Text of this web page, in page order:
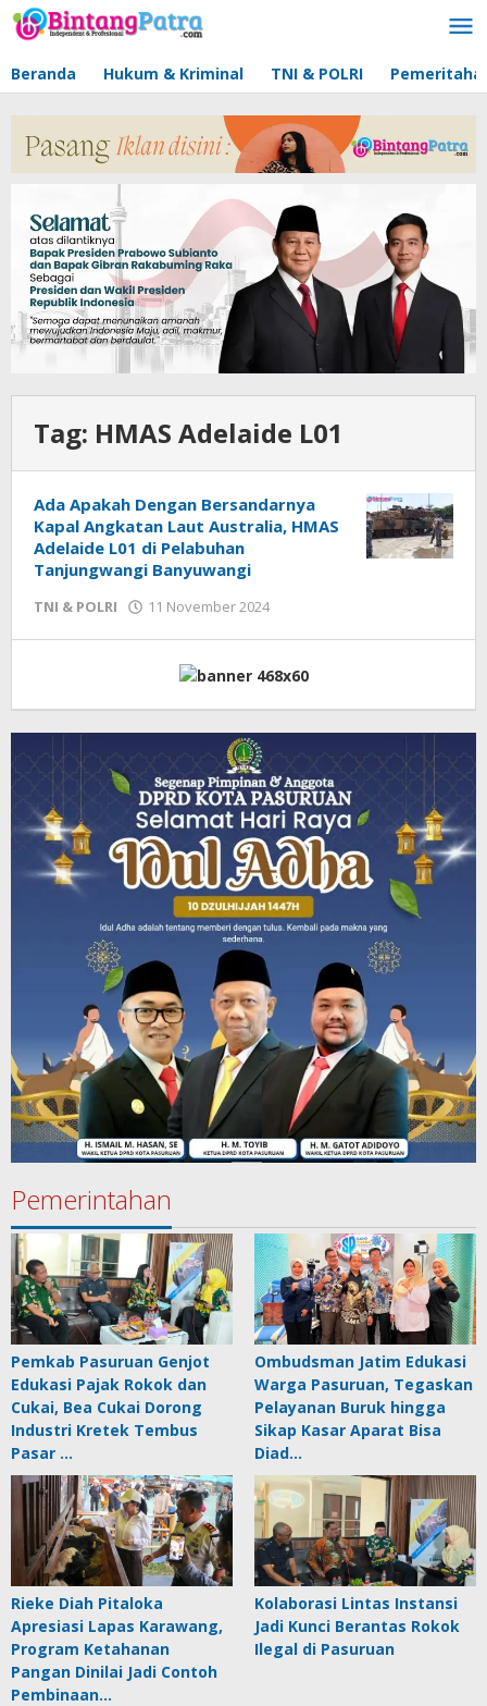
Lewati
ke
Beranda Hukum & Kriminal TNI & POLRI
Tag: HMAS Adelaide L01
Ada Apakah Dengan Bersandarnya
Kapal Angkatan Laut Australia, HMAS
Adelaide L01 di Pelabuhan
Tanjungwangi Banyuwangi
TNI & POLRI 11 November 2024
Pemerintahan
Pemkab Pasuruan Genjot
Edukasi Pajak Rokok dan
Cukai, Bea Cukai Dorong
Industri Kretek Tembus
Pasar …
Ombudsman Jatim Edukasi
Warga Pasuruan, Tegaskan
Pelayanan Buruk hingga
Sikap Kasar Aparat Bisa
Diad…
Rieke Diah Pitaloka
Apresiasi Lapas Karawang,
Program Ketahanan
Pangan Dinilai Jadi Contoh
Pembinaan…
Kolaborasi Lintas Instansi
Jadi Kunci Berantas Rokok
Ilegal di Pasuruan